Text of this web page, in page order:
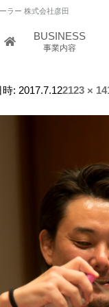
ラー 株式会社彦田
BUSINESS
事業内容
時: 2017.7.122123 ×